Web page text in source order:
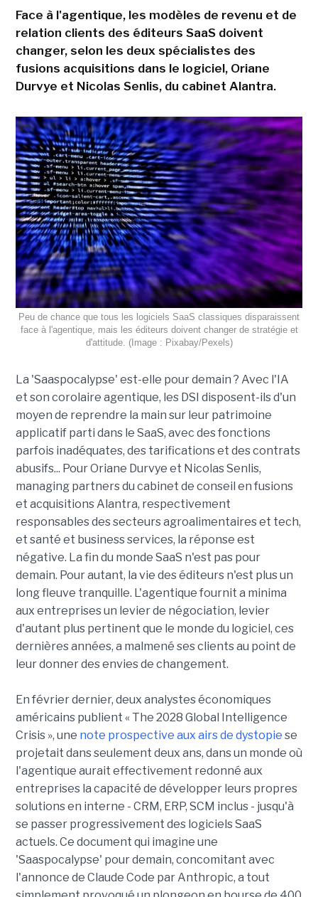
Face à l'agentique, les modèles de revenu et de
relation clients des éditeurs SaaS doivent
changer, selon les deux spécialistes des
fusions acquisitions dans le logiciel, Oriane
Durvye et Nicolas Senlis, du cabinet Alantra.
Peu de chance que tous les logiciels SaaS classiques disparaissent
face à l'agentique, mais les éditeurs doivent changer de stratégie et
d'attitude. (Image : Pixabay/Pexels)
La 'Saaspocalypse' est-elle pour demain ? Avec l'IA
et son corolaire agentique, les DSI disposent-ils d'un
moyen de reprendre la main sur leur patrimoine
applicatif parti dans le SaaS, avec des fonctions
parfois inadéquates, des tarifications et des contrats
abusifs... Pour Oriane Durvye et Nicolas Senlis,
managing partners du cabinet de conseil en fusions
et acquisitions Alantra, respectivement
responsables des secteurs agroalimentaires et tech,
et santé et business services, la réponse est
négative. La fin du monde SaaS n'est pas pour
demain. Pour autant, la vie des éditeurs n'est plus un
long fleuve tranquille. L'agentique fournit a minima
aux entreprises un levier de négociation, levier
d'autant plus pertinent que le monde du logiciel, ces
dernières années, a malmené ses clients au point de
leur donner des envies de changement.
En février dernier, deux analystes économiques
américains publient « The 2028 Global Intelligence
Crisis », une note prospective aux airs de dystopie se
projetait dans seulement deux ans, dans un monde où
l'agentique aurait effectivement redonné aux
entreprises la capacité de développer leurs propres
solutions en interne - CRM, ERP, SCM inclus - jusqu'à
se passer progressivement des logiciels SaaS
actuels. Ce document qui imagine une
'Saaspocalypse' pour demain, concomitant avec
l'annonce de Claude Code par Anthropic, a tout